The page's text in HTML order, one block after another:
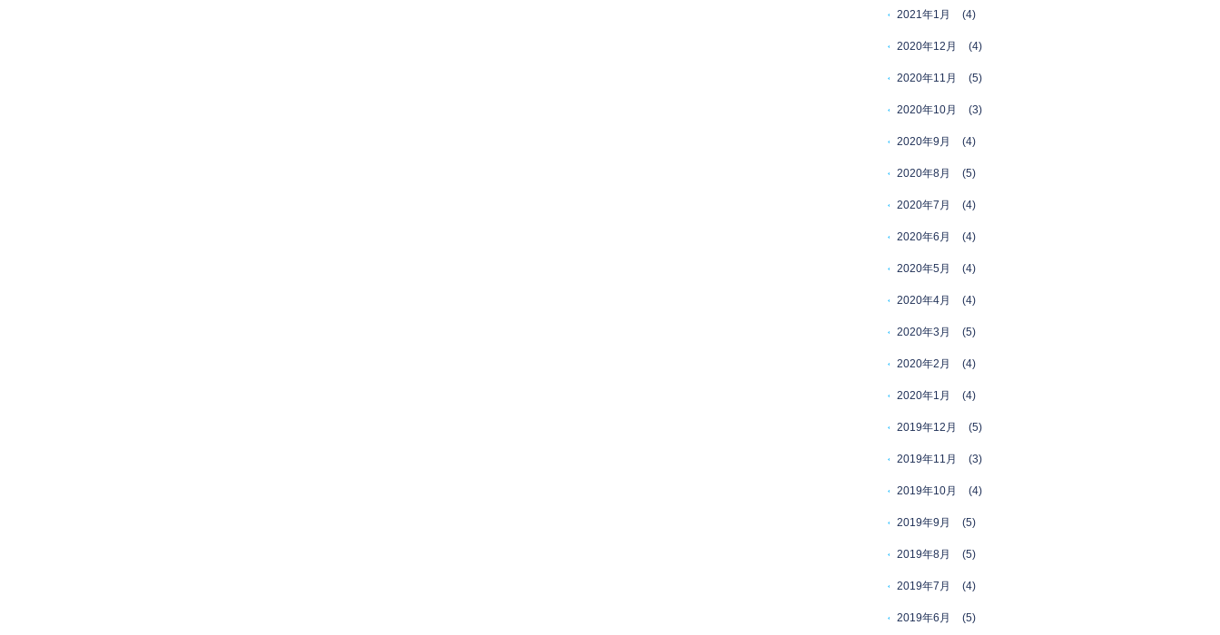
2021年1月 (4)
2020年12月 (4)
2020年11月 (5)
2020年10月 (3)
2020年9月 (4)
2020年8月 (5)
2020年7月 (4)
2020年6月 (4)
2020年5月 (4)
2020年4月 (4)
2020年3月 (5)
2020年2月 (4)
2020年1月 (4)
2019年12月 (5)
2019年11月 (3)
2019年10月 (4)
2019年9月 (5)
2019年8月 (5)
2019年7月 (4)
2019年6月 (5)